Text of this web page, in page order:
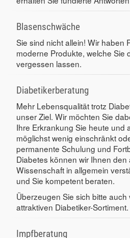
Blasenschwäche
Sie sind nicht allein! Wir haben
moderne Produkte, welche Sie
vergessen lassen.
Diabetikerberatung
Mehr Lebensqualität trotz
unser Ziel. Wir möchten Sie
Ihre Erkrankung Sie heute und
möglichst wenig einschränkt
permanente Schulung und
Diabetes können wir Ihnen
Wissenschaft in allgemein
und Sie kompetent beraten.
Überzeugen Sie sich bitte
attraktiven Diabetiker-Sortiment.
Impfberatung